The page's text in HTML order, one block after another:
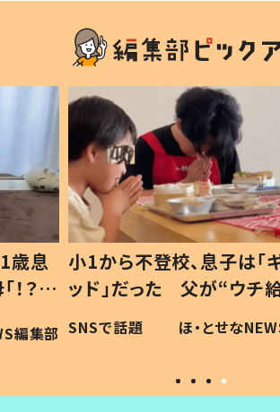
歳息
？」
編集部
小1から不登校、息子は「
ッド」だった 父が“ウチ
作り続ける理由とは #令
#令和の子
SNSで話題 ほ・とせな